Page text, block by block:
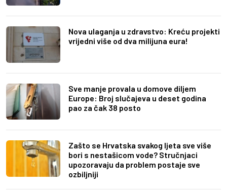
Nova ulaganja u zdravstvo: Kreću projekti
vrijedni više od dva milijuna eura!
Sve manje provala u domove diljem
Europe: Broj slučajeva u deset godina
pao za čak 38 posto
Zašto se Hrvatska svakog ljeta sve više
bori s nestašicom vode? Stručnjaci
upozoravaju da problem postaje sve
ozbiljniji